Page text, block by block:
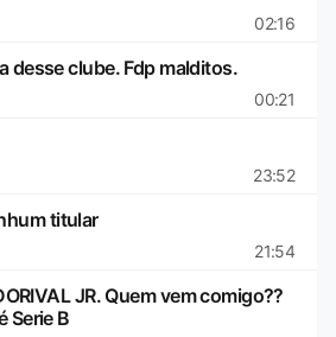
02:16
desse clube. Fdp malditos.
00:21
23:52
titular
21:54
JR. Quem vem comigo??
Serie B